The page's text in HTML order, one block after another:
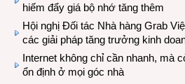
hiếm đẩy giá bộ nhớ tăng thêm
Hội nghị Đối tác Nhà hàng Grab
các giải pháp tăng trưởng kinh
Internet không chỉ cần nhanh, mà
ổn định ở mọi góc nhà